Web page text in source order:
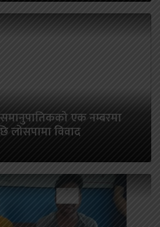
एक नम्बरमा
लोसपामा विवाद